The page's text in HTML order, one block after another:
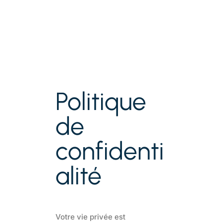
Politique
de
confidenti
alité
Votre vie privée est